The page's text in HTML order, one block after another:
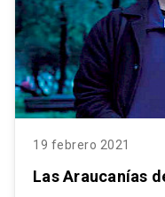
19 febrero 2021
Las Araucanías